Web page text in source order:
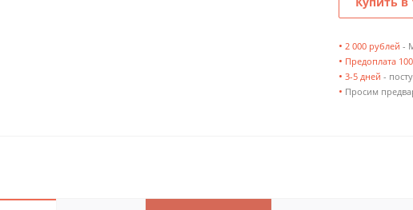
• 2 000 рублей -
• Предоплата
• 3-5 дней -
• Просим